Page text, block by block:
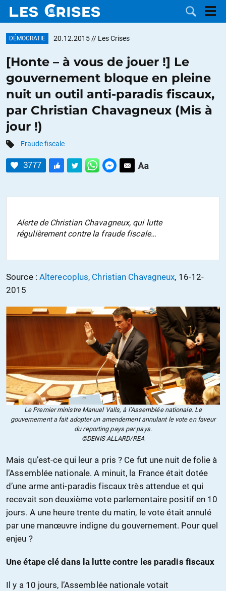
LES
DOSSIERS
CATÉGORIES
NOUS
DÉMOCRATIE 20.12.2015 // Les Crises
[Honte – à vous de jouer !] Le
gouvernement bloque en pleine
nuit un outil anti-paradis fiscaux,
par Christian Chavagneux (Mis à
jour !)
Fraude fiscale
3777
Alerte de Christian Chavagneux, qui lutte
régulièrement contre la fraude fiscale…
Source : Alterecoplus, Christian Chavagneux, 16-12-
2015
Le Premier ministre Manuel Valls, à l’Assemblée nationale. Le
gouvernement a fait adopter un amendement annulant le vote en faveur
du reporting pays par pays.
©DENIS ALLARD/REA
Mais qu’est-ce qui leur a pris ? Ce fut une nuit de folie à
l’Assemblée nationale. A minuit, la France était dotée
d’une arme anti-paradis fiscaux très attendue et qui
recevait son deuxième vote parlementaire positif en 10
jours. A une heure trente du matin, le vote était annulé
par une manœuvre indigne du gouvernement. Pour quel
enjeu ?
Une étape clé dans la lutte contre les paradis fiscaux
Il y a 10 jours, l’Assemblée nationale votait